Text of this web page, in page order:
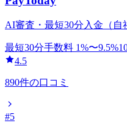
AI審査・最短30分入金（自
最短30分手数料 1%〜9.5%
4.5
890件の口コミ
#5